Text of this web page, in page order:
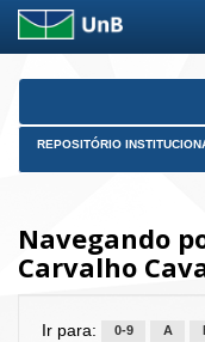
Skip
REPOSITÓRIO
Navegando
Carvalho
Ir para: 0-9 A